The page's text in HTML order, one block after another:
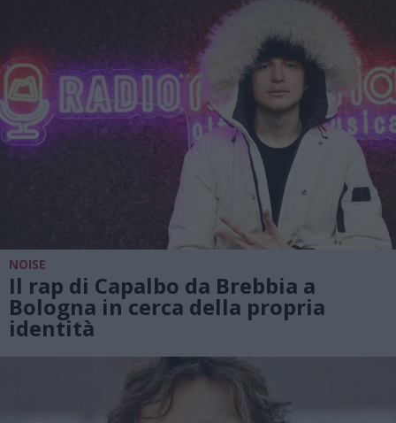
NOISE
Il rap di Capalbo da Brebbia a
Bologna in cerca della propria
identità